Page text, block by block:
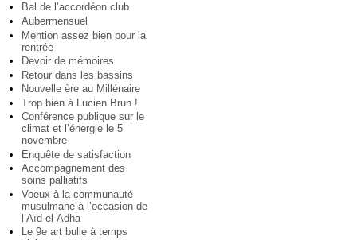
Bal de l’accordéon club
Aubermensuel
Mention assez bien pour la
rentrée
Devoir de mémoires
Retour dans les bassins
Nouvelle ère au Millénaire
Trop bien à Lucien Brun !
Conférence publique sur le
climat et l’énergie le 5
novembre
Enquête de satisfaction
Accompagnement des
soins palliatifs
Voeux à la communauté
musulmane à l’occasion de
l’Aïd-el-Adha
Le 9e art bulle à temps